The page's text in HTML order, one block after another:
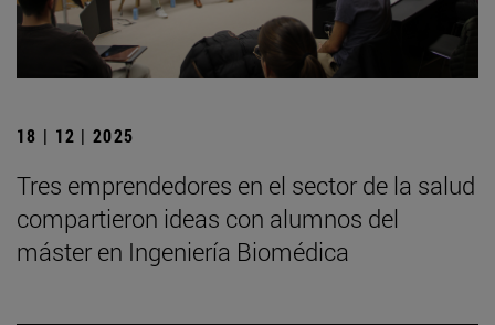
18 | 12 | 2025
Tres emprendedores en el sector de la salud
compartieron ideas con alumnos del
máster en Ingeniería Biomédica